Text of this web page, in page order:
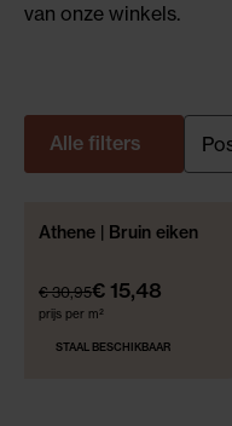
van onze winkels.
Alle filters
50% KORTING!
Athene | Bruin eiken
€ 15,48
€ 30,95
prijs per m²
STAAL BESCHIKBAAR